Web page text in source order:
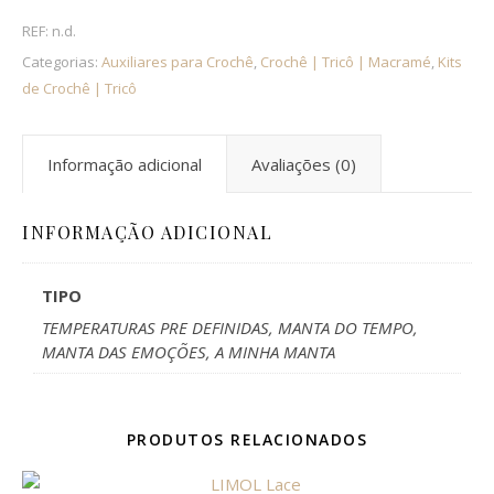
REF: n.d.
Categorias: Auxiliares para Crochê, Crochê | Tricô | Macramé, Kits
de Crochê | Tricô
Informação adicional Avaliações (0)
INFORMAÇÃO ADICIONAL
TIPO
TEMPERATURAS PRE DEFINIDAS, MANTA DO TEMPO,
MANTA DAS EMOÇÕES, A MINHA MANTA
PRODUTOS RELACIONADOS